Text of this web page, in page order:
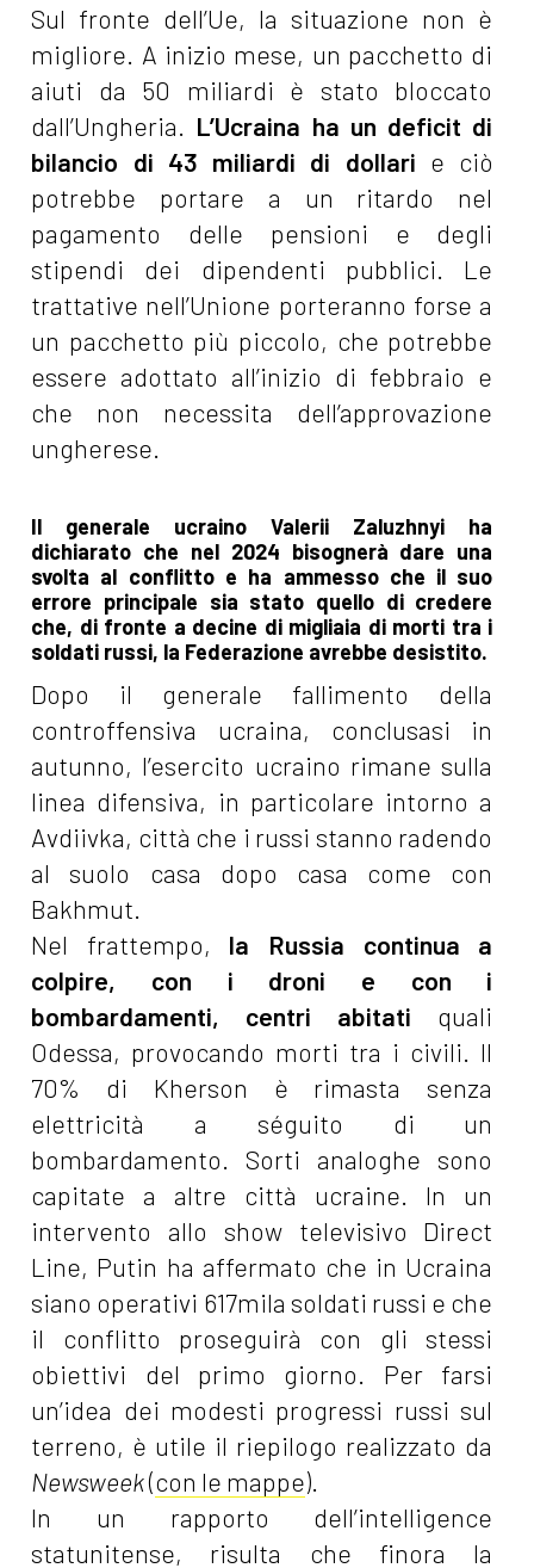
Sul fronte dell’Ue, la situazione non è
migliore. A inizio mese, un pacchetto di
aiuti da 50 miliardi è stato bloccato
dall’Ungheria. L’Ucraina ha un deficit di
bilancio di 43 miliardi di dollari e ciò
potrebbe portare a un ritardo nel
pagamento delle pensioni e degli
stipendi dei dipendenti pubblici. Le
trattative nell’Unione porteranno forse a
un pacchetto più piccolo, che potrebbe
essere adottato all’inizio di febbraio e
che non necessita dell’approvazione
ungherese.
Il generale ucraino Valerii Zaluzhnyi ha
dichiarato che nel 2024 bisognerà dare una
svolta al conflitto e ha ammesso che il suo
errore principale sia stato quello di credere
che, di fronte a decine di migliaia di morti tra i
soldati russi, la Federazione avrebbe desistito.
Dopo il generale fallimento della
controffensiva ucraina, conclusasi in
autunno, l’esercito ucraino rimane sulla
linea difensiva, in particolare intorno a
Avdiivka, città che i russi stanno radendo
al suolo casa dopo casa come con
Bakhmut.
Nel frattempo, la Russia continua a
colpire, con i droni e con i
bombardamenti, centri abitati quali
Odessa, provocando morti tra i civili. Il
70% di Kherson è rimasta senza
elettricità a séguito di un
bombardamento. Sorti analoghe sono
capitate a altre città ucraine. In un
intervento allo show televisivo Direct
Line, Putin ha affermato che in Ucraina
siano operativi 617mila soldati russi e che
il conflitto proseguirà con gli stessi
obiettivi del primo giorno. Per farsi
un’idea dei modesti progressi russi sul
terreno, è utile il riepilogo realizzato da
Newsweek(con le mappe).
In un rapporto dell’intelligence
statunitense, risulta che finora la